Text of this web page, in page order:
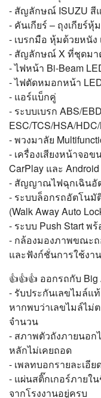
- สัญลักษณ์ ISUZU สี
- คันเกียร์ – ถุงเกียร์
- เบรกมือ หุ้มด้วยหนัง
- สัญลักษณ์ X ที่ชุดมา
- ไฟหน้า Bi-Beam
- ไฟตัดหมอกหน้า
- แอร์แบ็กคู่
- ระบบเบรก ABS/
ESC/TCS/HSA/
- พวงมาลัย
- เครื่องเสียงหน้าจอ
CarPlay และ
- สัญญาณไฟฉุกเฉินอั
- ระบบล็อกรถอัตโนมั
(Walk Away Auto
- ระบบ Push Start พ
- กล้องมองภาพขณะ
และฟังก์ชั่นการใช้ง
👍👍👍 ออกรถกับ Big
- รับประกันเลขไมล์แ
หากพบว่าเลขไมล์ไม่
จำนวน
- สภาพตัวถังภายนอก
หลักไม่เคยถอด
- เพลทบอกรายละเอี
- แผ่นสติ๊กเกอร์ภายใ
จากโรงงานอยู่ครบ